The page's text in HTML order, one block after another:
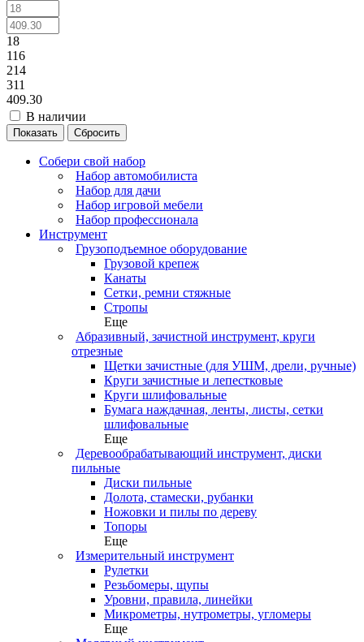
18
116
214
311
409.30
В наличии
Сбросить
Собери свой набор
Набор автомобилиста
Набор для дачи
Набор игровой мебели
Набор профессионала
Инструмент
Грузоподъемное оборудование
Грузовой крепеж
Канаты
Сетки, ремни стяжные
Стропы
Еще
Абразивный, зачистной инструмент, круги
отрезные
Щетки зачистные (для УШМ, дрели, ручные)
Круги зачистные и лепестковые
Круги шлифовальные
Бумага наждачная, ленты, листы, сетки
шлифовальные
Еще
Деревообрабатывающий инструмент, диски
пильные
Диски пильные
Долота, стамески, рубанки
Ножовки и пилы по дереву
Топоры
Еще
Измерительный инструмент
Рулетки
Резьбомеры, щупы
Уровни, правила, линейки
Микрометры, нутрометры, угломеры
Еще